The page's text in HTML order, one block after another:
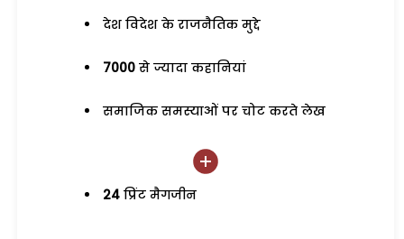
देश विदेश के राजनैतिक मुद्दे
7000 से ज्यादा कहानियां
समाजिक समस्याओं पर चोट करते लेख
24 प्रिंट मैगजीन